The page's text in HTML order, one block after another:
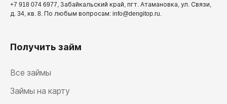
+7 918 074 6977, Забайкальский край, пгт. Атамановка, ул. Связи,
д. 34, кв. 8. По любым вопросам: info@dengitop.ru.
Получить займ
Все займы
Займы на карту